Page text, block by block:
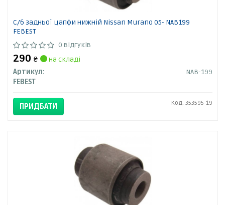
С/б задньої цапфи нижній Nissan Murano 05- NAB199
FEBEST
0 відгуків
290 ₴
на складі
Артикул:
NAB-199
FEBEST
ПРИДБАТИ Код: 353595-19